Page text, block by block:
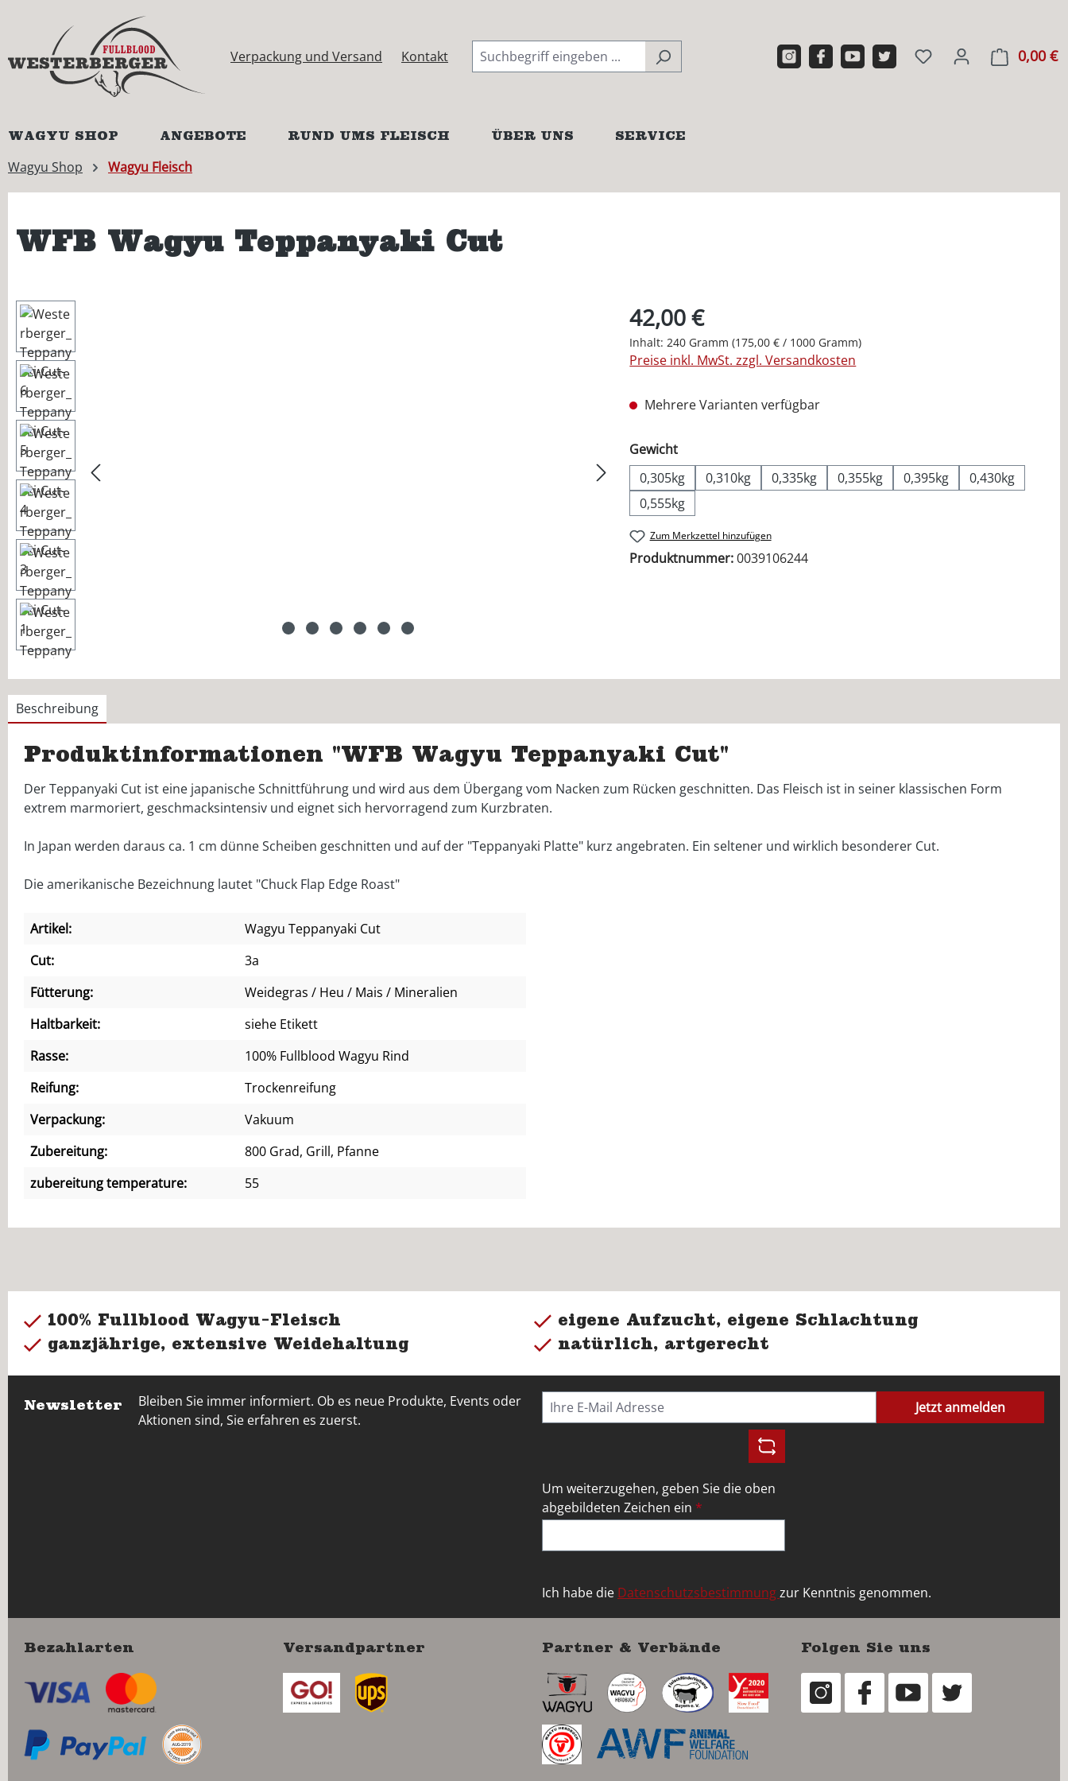
Zur Hauptnavigation springen
Verpackung und Versand Kontakt 0,00 €
WAGYU SHOP ANGEBOTE RUND UMS FLEISCH ÜBER UNS
SERVICE
Wagyu Shop
Wagyu Fleisch
WFB Wagyu Teppanyaki Cut
Bildergalerie überspringen 42,00 €
Inhalt:240 Gramm(175,00 € / 1000 Gramm)
Preise inkl. MwSt. zzgl. Versandkosten
Mehrere Varianten verfügbar
Gewichtauswählen
0,305kg
0,310kg 0,335kg 0,355kg 0,395kg
0,430kg
0,555kg
Zum Merkzettel hinzufügen
Produktnummer:0039106244
Beschreibung
Produktinformationen "WFB Wagyu Teppanyaki Cut"
Der Teppanyaki Cut ist eine japanische Schnittführung und wird aus dem Übergang vom Nacken zum Rücken geschnitten. Das Fleisch ist in seiner klassischen Form
extrem marmoriert, geschmacksintensiv und eignet sich hervorragend zum Kurzbraten.
In Japan werden daraus ca. 1 cm dünne Scheiben geschnitten und auf der "Teppanyaki Platte" kurz angebraten. Ein seltener und wirklich besonderer Cut.
Die amerikanische Bezeichnung lautet "Chuck Flap Edge Roast"
Artikel:
Wagyu Teppanyaki Cut
Cut:
3a
Fütterung:
Weidegras / Heu / Mais / Mineralien
Haltbarkeit:
siehe Etikett
Rasse:
100% Fullblood Wagyu Rind
Reifung:
Trockenreifung
Verpackung:
Vakuum
Zubereitung:
800 Grad, Grill, Pfanne
zubereitung temperature:
55
100% Fullblood Wagyu-Fleisch
eigene Aufzucht, eigene Schlachtung
ganzjährige, extensive Weidehaltung
natürlich, artgerecht
Newsletter
Bleiben Sie immer informiert. Ob es neue Produkte, Events oder
Aktionen sind, Sie erfahren es zuerst.
Jetzt anmelden
Um weiterzugehen, geben Sie die oben
abgebildeten Zeichen ein *
Ich habe die Datenschutzsbestimmungzur Kenntnis genommen.
Bezahlarten Versandpartner Partner & Verbände Folgen Sie uns